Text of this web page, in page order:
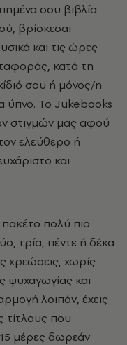
βρίσκεσαι
και τις ώρες
κατά τη
σου ή μόνος/η
ύπνο. Το Jukebooks
στιγμών μας αφού
ελεύθερο ή
και
πολύ πιο
τρία, πέντε ή δέκα
χρεώσεις, χωρίς
ψυχαγωγίας και
λοιπόν, έχεις
που
μέρες δωρεάν